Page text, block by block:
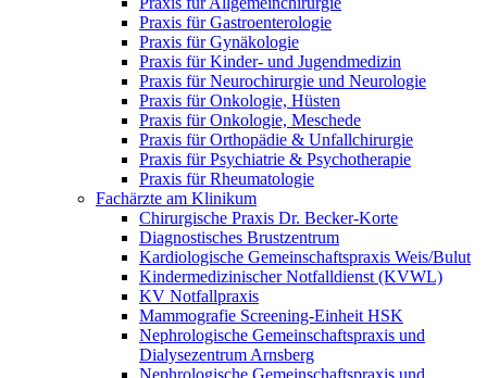
Praxis für Gastroenterologie
Praxis für Gynäkologie
Praxis für Kinder- und Jugendmedizin
Praxis für Neurochirurgie und Neurologie
Praxis für Onkologie, Hüsten
Praxis für Onkologie, Meschede
Praxis für Orthopädie & Unfallchirurgie
Praxis für Psychiatrie & Psychotherapie
Praxis für Rheumatologie
Fachärzte am Klinikum
Chirurgische Praxis Dr. Becker-Korte
Diagnostisches Brustzentrum
Kardiologische Gemeinschaftspraxis Weis/Bulut
Kindermedizinischer Notfalldienst (KVWL)
KV Notfallpraxis
Mammografie Screening-Einheit HSK
Nephrologische Gemeinschaftspraxis und
Dialysezentrum Arnsberg
Nephrologische Gemeinschaftspraxis und